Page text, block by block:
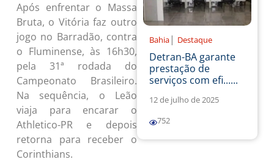
Após enfrentar o Massa
Bruta, o Vitória faz outro
jogo no Barradão, contra
o Fluminense, às 16h30,
pela 31ª rodada do
Campeonato Brasileiro.
Na sequência, o Leão
viaja para encarar o
Athletico-PR e depois
retorna para receber o
Corinthians.
Bahia | Destaque
Detran-BA garante
prestação de
serviços com efi......
12 de julho de 2025
752